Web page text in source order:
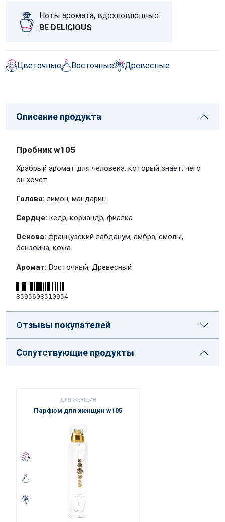
Ноты аромата, вдохновленные:
BE DELICIOUS
Цветочные Восточные Древесные
Описание продукта
Пробник w105
Храбрый аромат для человека, который знает, чего
он хочет.
Голова: лимон, мандарин
Сердце: кедр, кориандр, фиалка
Основа: французский лабданум, амбра, смолы,
бензоина, кожа
Аромат: Восточный, Древесный
8595603510954
Отзывы покупателей
Сопутствующие продукты
ДЛЯ ЖЕНЩИН
Парфюм для женщин w105